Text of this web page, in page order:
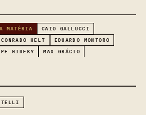
MATÉRIA
CAIO GALLUCCI
CONRADO HELT
EDUARDO MONTORO
HIDEKY
MAX GRÁCIO